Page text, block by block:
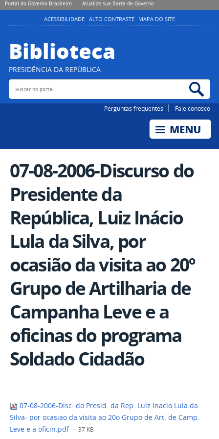
Portal do Governo Brasileiro Atualize sua Barra de Governo
ACESSIBILIDADE ALTO CONTRASTE MAPA DO SITE
Biblioteca
PRESIDÊNCIA DA REPÚBLICA
Buscar no portal
Perguntas frequentes Fale conosco
07-08-2006-Discurso do
Presidente da
República, Luiz Inácio
Lula da Silva, por
ocasião da visita ao 20º
Grupo de Artilharia de
Campanha Leve e a
oficinas do programa
Soldado Cidadão
07-08-2006-Disc. do Presid. da Rep. Luiz Inacio Lula da
Silva- por ocasiao da visita ao 20o Grupo de Art. de Camp.
Leve e a oficin.pdf — 37 KB